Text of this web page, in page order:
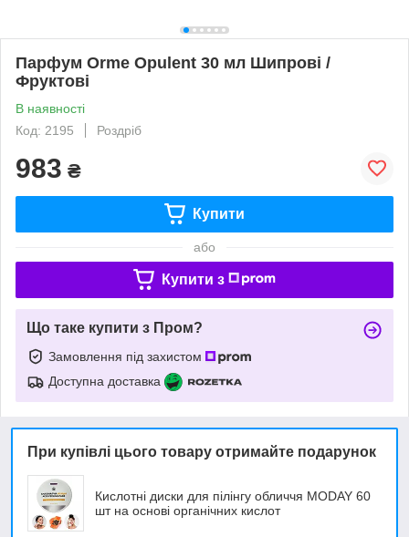
Парфум Orme Opulent 30 мл Шипрові /
Фруктові
В наявності
Код: 2195
Роздріб
983 ₴
Купити
або
Купити з
Що таке купити з Пром?
Замовлення під захистом
Доступна доставка
При купівлі цього товару отримайте подарунок
Кислотні диски для пілінгу обличчя MODAY 60
шт на основі органічних кислот